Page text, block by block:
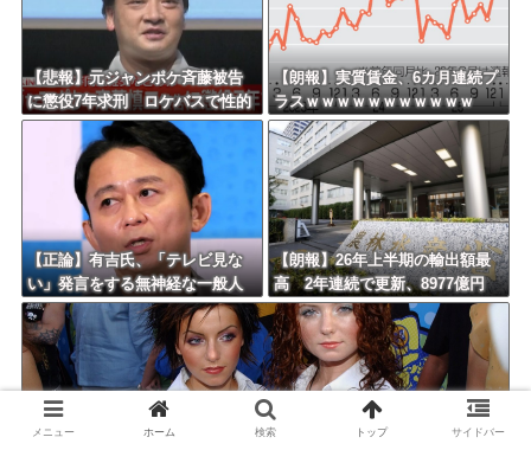
【悲報】元ジャンポケ斉藤被告
に懲役7年求刑 ロケバスで性的
暴行の罪ｗｗｗｗｗｗｗｗｗ
【朗報】実質賃金、6カ月連続プ
ラスｗｗｗｗｗｗｗｗｗｗｗ
【正論】有吉氏、「テレビ見な
い」発言をする無神経な一般人
に憤慨ｗｗｗｗｗｗｗ
【朗報】26年上半期の輸出額最
高 2年連続で更新、8977億円
農水省「インバウンドの増加に
伴い、日本食の認知度が向上」
t.A.T.u.のドタキャンは「Ｍステ」だけじゃない！ はしのえみ「来な
メニュー ホーム 検索 トップ サイドバー